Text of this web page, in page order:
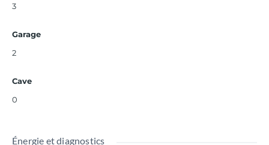
3
Garage
2
Cave
0
Énergie et diagnostics